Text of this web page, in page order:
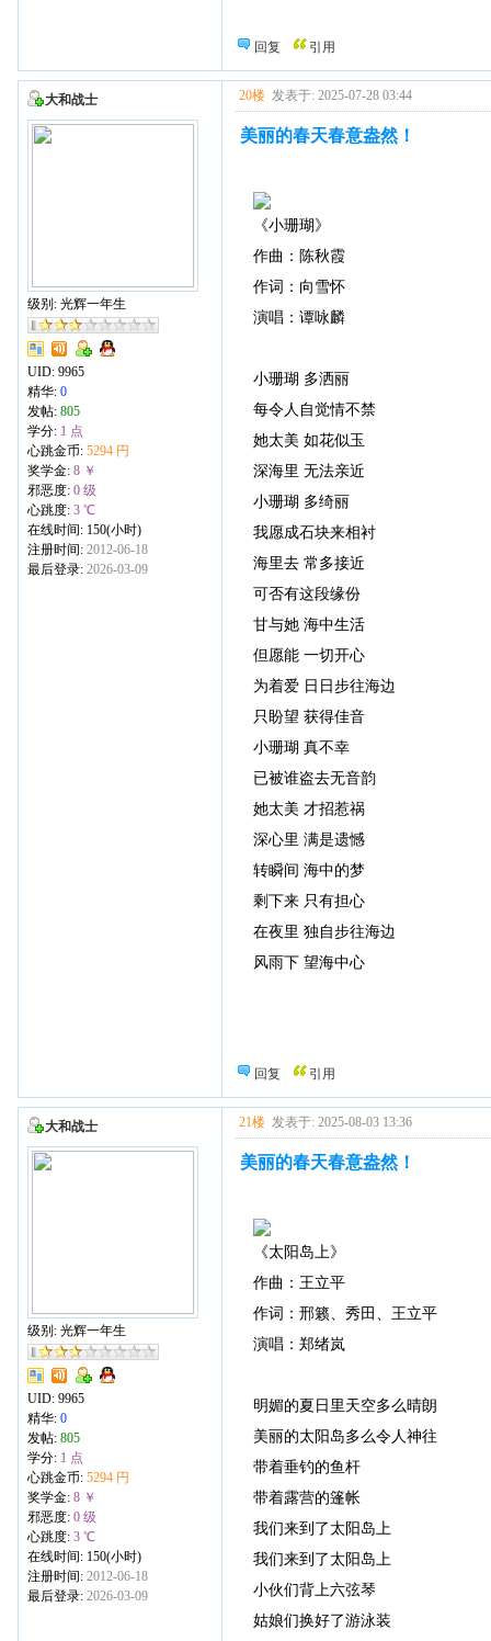
回复 引用
大和战士
级别: 光辉一年生
UID: 9965
精华: 0
发帖: 805
学分: 1 点
心跳金币: 5294 円
奖学金: 8 ￥
邪恶度: 0 级
心跳度: 3 ℃
在线时间: 150(小时)
注册时间: 2012-06-18
最后登录: 2026-03-09
20楼 发表于: 2025-07-28 03:44
美丽的春天春意盎然！
《小珊瑚》
作曲：陈秋霞
作词：向雪怀
演唱：谭咏麟
小珊瑚 多洒丽
每令人自觉情不禁
她太美 如花似玉
深海里 无法亲近
小珊瑚 多绮丽
我愿成石块来相衬
海里去 常多接近
可否有这段缘份
甘与她 海中生活
但愿能 一切开心
为着爱 日日步往海边
只盼望 获得佳音
小珊瑚 真不幸
已被谁盗去无音韵
她太美 才招惹祸
深心里 满是遗憾
转瞬间 海中的梦
剩下来 只有担心
在夜里 独自步往海边
风雨下 望海中心
回复 引用
大和战士
级别: 光辉一年生
UID: 9965
精华: 0
发帖: 805
学分: 1 点
心跳金币: 5294 円
奖学金: 8 ￥
邪恶度: 0 级
心跳度: 3 ℃
在线时间: 150(小时)
注册时间: 2012-06-18
最后登录: 2026-03-09
21楼 发表于: 2025-08-03 13:36
美丽的春天春意盎然！
《太阳岛上》
作曲：王立平
作词：邢籁、秀田、王立平
演唱：郑绪岚
明媚的夏日里天空多么晴朗
美丽的太阳岛多么令人神往
带着垂钓的鱼杆
带着露营的篷帐
我们来到了太阳岛上
我们来到了太阳岛上
小伙们背上六弦琴
姑娘们换好了游泳装